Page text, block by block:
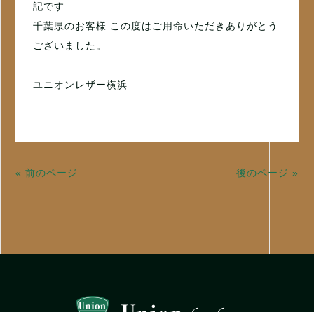
記です
千葉県のお客様 この度はご用命いただきありがとう
ございました。
ユニオンレザー横浜
« 前のページ 後のページ »